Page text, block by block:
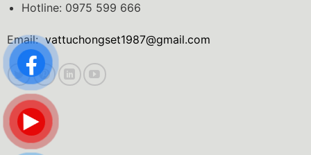
Hotline: 0975 599 666
Email:vattuchongset1987@gmail.com